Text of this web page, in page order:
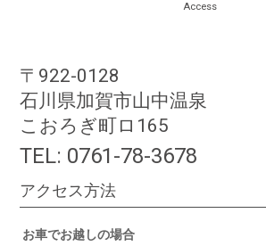
Access
〒922-0128
石川県加賀市山中温泉
こおろぎ町ロ165
TEL: 0761-78-3678
アクセス方法
お車でお越しの場合